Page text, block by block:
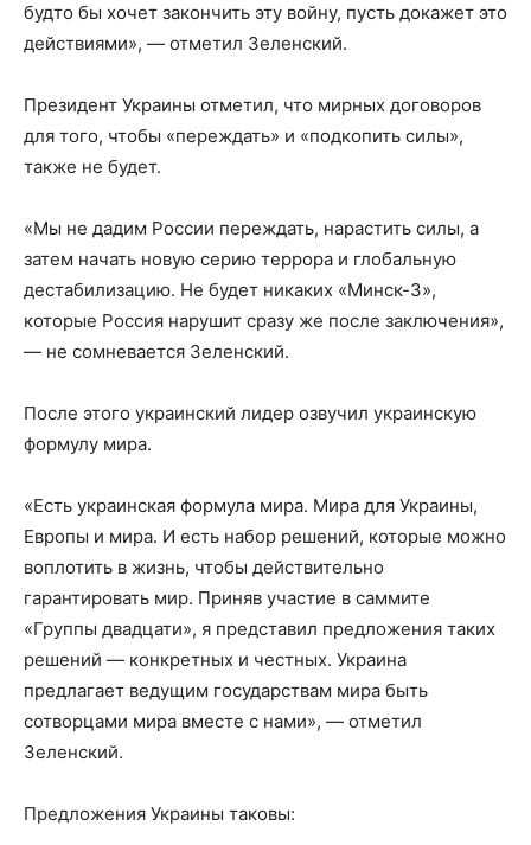
будто бы хочет закончить эту войну, пусть докажет это
действиями», — отметил Зеленский.
Президент Украины отметил, что мирных договоров
для того, чтобы «переждать» и «подкопить силы»,
также не будет.
«Мы не дадим России переждать, нарастить силы, а
затем начать новую серию террора и глобальную
дестабилизацию. Не будет никаких «Минск-3»,
которые Россия нарушит сразу же после заключения»,
— не сомневается Зеленский.
После этого украинский лидер озвучил украинскую
формулу мира.
«Есть украинская формула мира. Мира для Украины,
Европы и мира. И есть набор решений, которые можно
воплотить в жизнь, чтобы действительно
гарантировать мир. Приняв участие в саммите
«Группы двадцати», я представил предложения таких
решений — конкретных и честных. Украина
предлагает ведущим государствам мира быть
сотворцами мира вместе с нами», — отметил
Зеленский.
Предложения Украины таковы: